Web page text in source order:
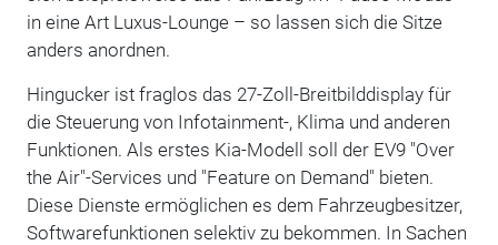
in eine Art Luxus-Lounge – so lassen sich die Sitze
anders anordnen.
Hingucker ist fraglos das 27-Zoll-Breitbilddisplay für
die Steuerung von Infotainment-, Klima und anderen
Funktionen. Als erstes Kia-Modell soll der EV9 "Over
the Air"-Services und "Feature on Demand" bieten.
Diese Dienste ermöglichen es dem Fahrzeugbesitzer,
Softwarefunktionen selektiv zu bekommen. In Sachen